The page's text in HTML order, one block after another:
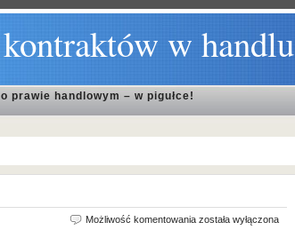
w handlu
prawie handlowym – w pigułce!
Możliwość komentowania Chwilówka
została wyłączona